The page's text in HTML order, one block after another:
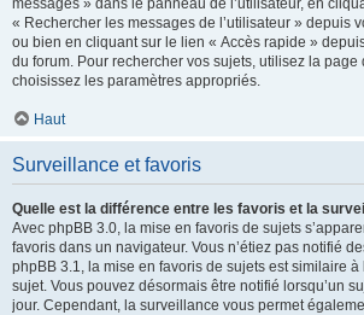
messages » dans le panneau de l’utilisateur, en
« Rechercher les messages de l’utilisateur » depuis
ou bien en cliquant sur le lien « Accès rapide »
du forum. Pour rechercher vos sujets, utilisez la
choisissez les paramètres appropriés.
Haut
Surveillance et favoris
Quelle est la différence entre les favoris et la
Avec phpBB 3.0, la mise en favoris de sujets
favoris dans un navigateur. Vous n’étiez pas notifié
phpBB 3.1, la mise en favoris de sujets est similaire à
sujet. Vous pouvez désormais être notifié lorsqu’un
jour. Cependant, la surveillance vous permet